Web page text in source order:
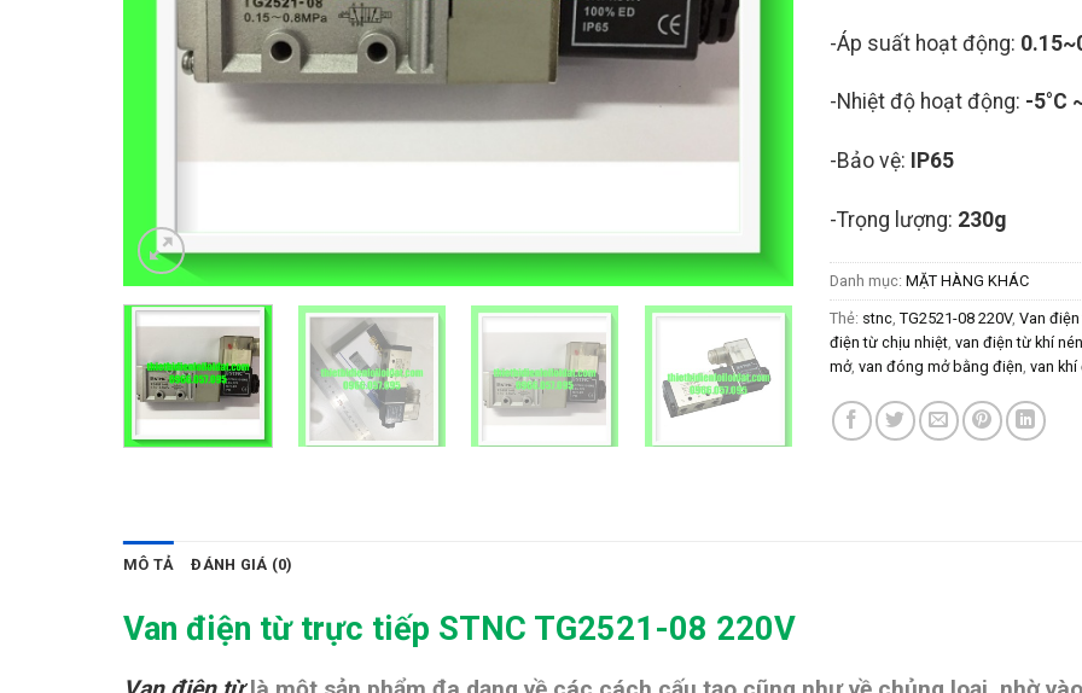
-Áp suất hoạt động:
-Nhiệt độ hoạt động: -5°C
-Bảo vệ: IP65
-Trọng lượng: 230g
Danh mục: MẶT HÀNG KHÁC
Thẻ: stnc TG2521-08 220V, Van
điện từ chịu nhiệt van điện từ khí
mở, van đóng mở bằng điện van
MÔ TẢ ĐÁNH GIÁ (0)
Van điện từ trực tiếp STNC TG2521-08 220V